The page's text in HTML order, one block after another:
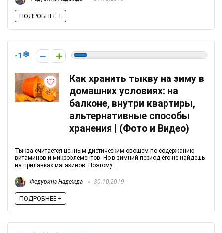
ПОДРОБНЕЕ +
-1
Как хранить тыкву на зиму в
домашних условиях: на
балконе, внутри квартиры,
альтернативные способы
хранения | (Фото и Видео)
Тыква считается ценным диетическим овощем по содержанию
витаминов и микроэлементов. Но в зимний период его не найдешь
на прилавках магазинов. Поэтому ...
Федурина Надежда 30.10.2019
ПОДРОБНЕЕ +